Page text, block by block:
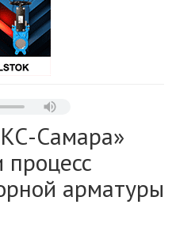
Самара»
арматуры